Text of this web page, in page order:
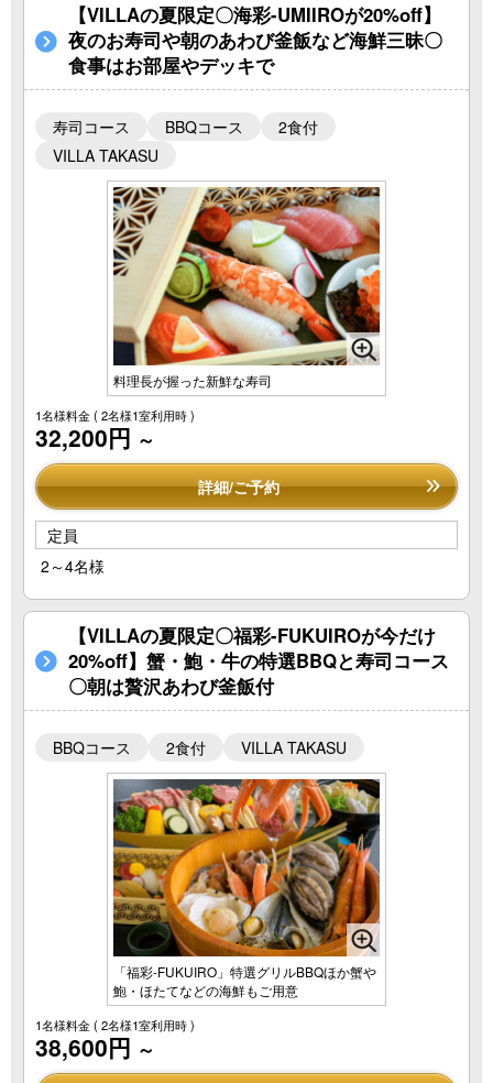
【VILLAの夏限定〇海彩-UMIIROが20%off】
夜のお寿司や朝のあわび釜飯など海鮮三昧〇
食事はお部屋やデッキで
寿司コース BBQコース
2食付
VILLA TAKASU
料理長が握った新鮮な寿司
1名様料金( 2名様1室利用時 )
32,200円 ～
詳細/ご予約
定員
2～4名様
【VILLAの夏限定〇福彩-FUKUIROが今だけ
20%off】蟹・鮑・牛の特選BBQと寿司コース
〇朝は贅沢あわび釜飯付
BBQコース 2食付 VILLA TAKASU
「福彩-FUKUIRO」特選グリルBBQほか蟹や
鮑・ほたてなどの海鮮もご用意
1名様料金( 2名様1室利用時 )
38,600円 ～